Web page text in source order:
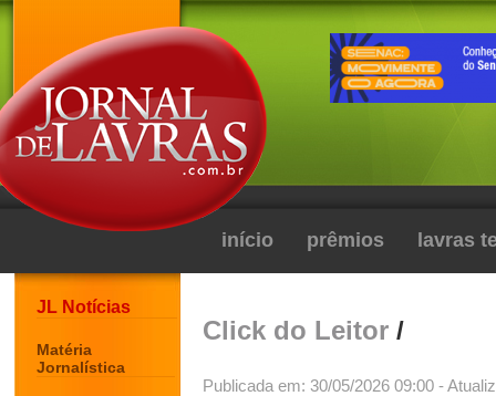
início prêmios lavras
JL Notícias
Matéria
Jornalística
Click do Leitor /
Publicada em: 30/05/2026 09:00 -